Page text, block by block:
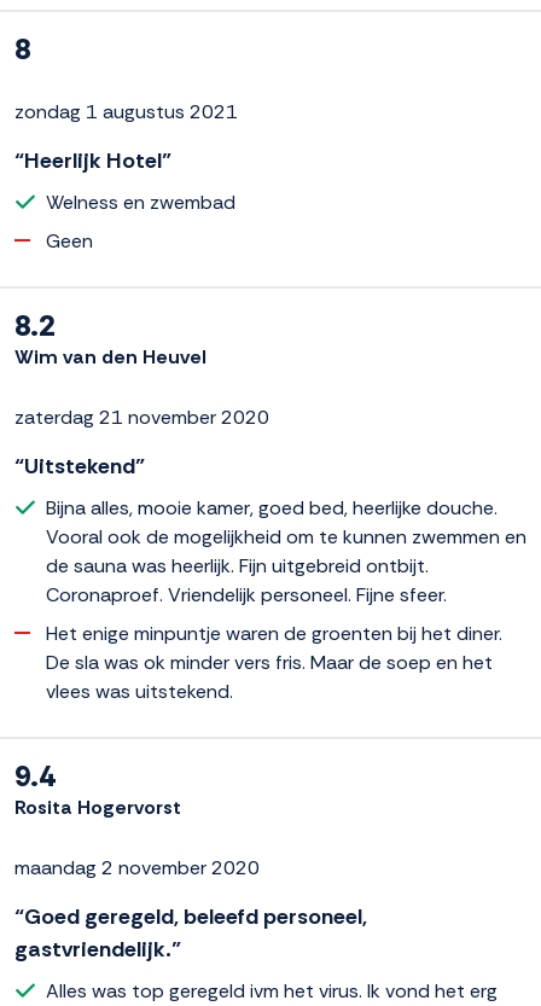
8
zondag 1 augustus 2021
“Heerlijk Hotel”
Welness en zwembad
Geen
8.2
Wim van den Heuvel
zaterdag 21 november 2020
“Uitstekend”
Bijna alles, mooie kamer, goed bed, heerlijke douche.
Vooral ook de mogelijkheid om te kunnen zwemmen en
de sauna was heerlijk. Fijn uitgebreid ontbijt.
Coronaproef. Vriendelijk personeel. Fijne sfeer.
Het enige minpuntje waren de groenten bij het diner.
De sla was ok minder vers fris. Maar de soep en het
vlees was uitstekend.
9.4
Rosita Hogervorst
maandag 2 november 2020
“Goed geregeld, beleefd personeel,
gastvriendelijk.”
Alles was top geregeld ivm het virus. Ik vond het erg